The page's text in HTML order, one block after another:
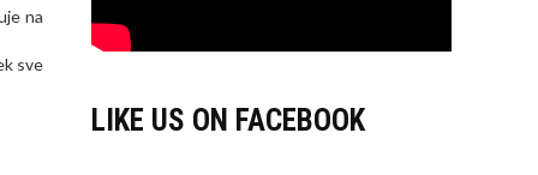
na
sve
LIKE US ON FACEBOOK